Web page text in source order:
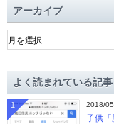
アーカイブ
ア
ー
ブよく読まれている記事
2018/
子供
1